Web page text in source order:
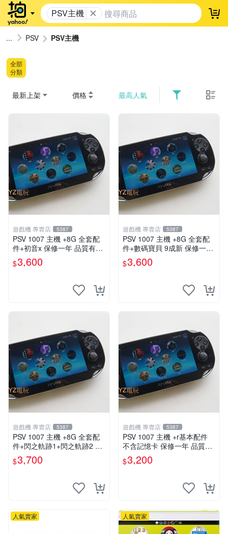
PSV主機 登
PSV PSV主機
全部
分類
最新上架 價格 最高人氣
遊戲機 專賣店 5387
PSV 1007 主機 +8G 全套配
件+初音x 保修一年 品質有保
障
$3,600
遊戲機 專賣店 5387
PSV 1007 主機 +8G 全套配
件+數碼寶貝 9成新 保修一年
品質有保障 psvita
$3,600
遊戲機 專賣店 5387
PSV 1007 主機 +8G 全套配
件+閃之軌跡1+閃之軌跡2 保
修一年 品質有保障
$3,700
遊戲機 專賣店 5387
PSV 1007 主機 +r基本配件
不含記憶卡 保修一年 品質有
保障
$3,200
人氣賣家 人氣賣家